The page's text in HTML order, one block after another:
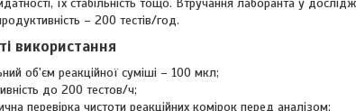
– 200 тестів/год.
використання
об'єм реакційної суміші – 100 мкл;
до 200 тестов/ч;
перевірка чистоти реакційних комірок перед аналізом;